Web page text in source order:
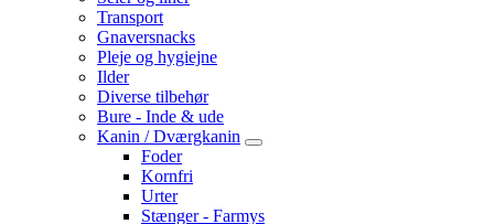
Transport
Gnaversnacks
Pleje og hygiejne
Ilder
Diverse tilbehør
Bure - Inde & ude
Kanin / Dværgkanin
Foder
Kornfri
Urter
Stænger - Farmys